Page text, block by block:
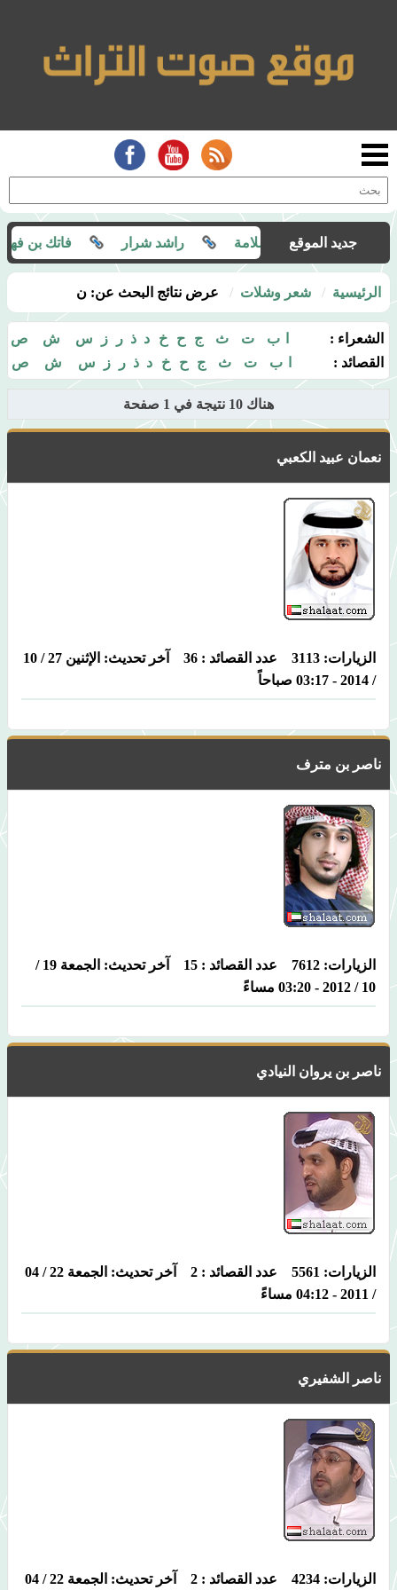
جديد الموقعغبة سلامة راشد شرار فاتك بن فهر
الرئيسية شعر وشلات عرض نتائج البحث عن: ن
الشعراء : ب ت ث ج ح خ د ذ ر ز س ش
ص
القصائد :
ب ت ث ج ح خ د ذ ر ز س ش ص
هناك 10 نتيجة في 1 صفحة
نعمان عبيد الكعبي
الزيارات: 3113 عدد القصائد : 36 آخر تحديث: الإثنين 27 / 10
/ 2014 - 03:17 صباحاً
ناصر بن مترف
الزيارات: 7612 عدد القصائد : 15 آخر تحديث: الجمعة 19 /
10 / 2012 - 03:20 مساءً
ناصر بن يروان النيادي
الزيارات: 5561 عدد القصائد : 2 آخر تحديث: الجمعة 22 / 04
/ 2011 - 04:12 مساءً
ناصر الشفيري
الزيارات: 4234 عدد القصائد : 2 آخر تحديث: الجمعة 22 / 04